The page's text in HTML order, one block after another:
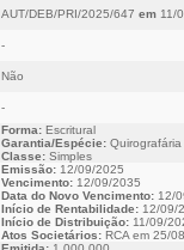
AUT/DEB/PRI/2025/647 em11/
-
Não
-
Forma:Escritural
Garantia/Espécie:Quirografária
Classe:Simples
Emissão:12/09/2025
Vencimento: 12/09/2035
Data do Novo Vencimento:12/
Início de Rentabilidade:12/09/
Início de Distribuição:11/09/
Atos Societários:RCA em 25/